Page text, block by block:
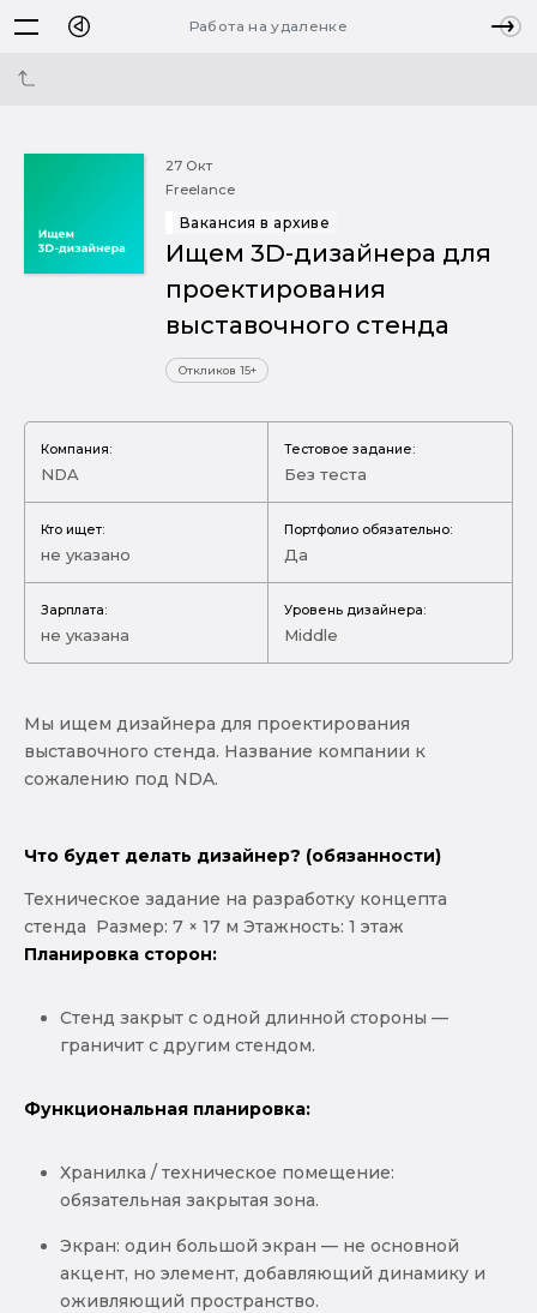
Работа на удаленке
27 Окт
Freelance
Вакансия в архиве
Ищем 3D-дизайнера для
проектирования
выставочного стенда
Откликов 15+
Компания:
NDA
Тестовое задание:
Без теста
Кто ищет:
не указано
Портфолио обязательно:
Да
Зарплата:
не указана
Уровень дизайнера:
Middle
Мы ищем дизайнера для проектирования
выставочного стенда. Название компании к
сожалению под NDA.
Что будет делать дизайнер? (обязанности)
Техническое задание на разработку концепта
стенда Размер: 7 × 17 м Этажность: 1 этаж
Планировка сторон:
Стенд закрыт с одной длинной стороны —
граничит с другим стендом.
Функциональная планировка:
Хранилка / техническое помещение:
обязательная закрытая зона.
Экран: один большой экран — не основной
акцент, но элемент, добавляющий динамику и
оживляющий пространство.